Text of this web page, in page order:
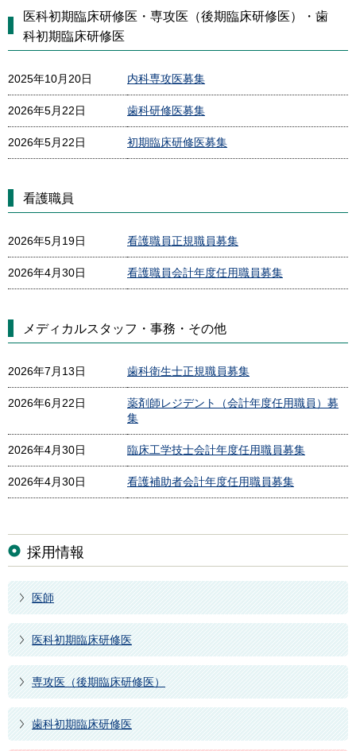
医科初期臨床研修医・専攻医（後期臨床研修医）・歯
科初期臨床研修医
2025年10月20日 内科専攻医募集
2026年5月22日 歯科研修医募集
2026年5月22日 初期臨床研修医募集
看護職員
2026年5月19日 看護職員正規職員募集
2026年4月30日 看護職員会計年度任用職員募集
メディカルスタッフ・事務・その他
2026年7月13日 歯科衛生士正規職員募集
2026年6月22日
薬剤師レジデント（会計年度任用職員）募
集
2026年4月30日 臨床工学技士会計年度任用職員募集
2026年4月30日 看護補助者会計年度任用職員募集
採用情報
医師
医科初期臨床研修医
専攻医（後期臨床研修医）
歯科初期臨床研修医